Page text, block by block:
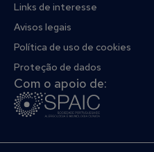
Links de interesse
Avisos legais
Política de uso de cookies
Proteção de dados
Com o apoio de: